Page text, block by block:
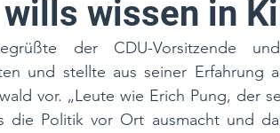
wissen in
der CDU-Vorsitzende
und stellte aus seiner Erfahrung
vor. „Leute wie Erich Pung, der
die Politik vor Ort ausmacht und